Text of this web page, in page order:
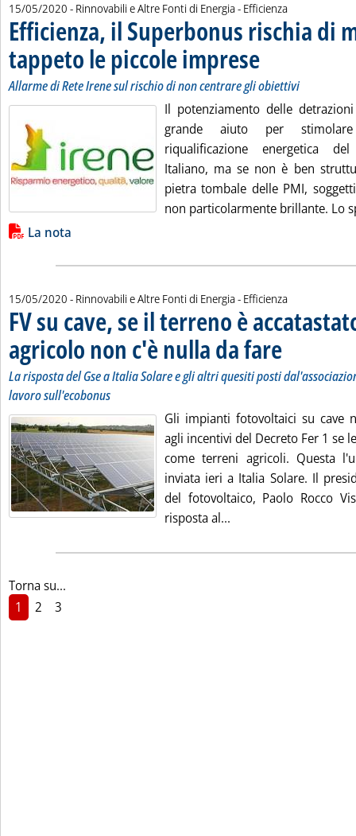
15/05/2020 - Rinnovabili e Altre Fonti di Energia - Efficienza
Efficienza, il Superbonus rischia di
tappeto le piccole imprese
Allarme di Rete Irene sul rischio di non centrare gli obiettivi
Il potenziamento delle
grande aiuto per
riqualificazione energetica
Italiano, ma se non è ben
pietra tombale delle PMI,
non particolarmente brillante. Lo
Lista allegati PDF alla notizia
La nota
15/05/2020 - Rinnovabili e Altre Fonti di Energia - Efficienza
FV su cave, se il terreno è
agricolo non c'è nulla da fare
La risposta del Gse a Italia Solare e gli altri quesiti posti
lavoro sull'ecobonus
Gli impianti fotovoltaici su cave
agli incentivi del Decreto Fer 1 se
come terreni agricoli. Questa
inviata ieri a Italia Solare. Il
del fotovoltaico, Paolo Rocco
risposta al...
Torna su...
1
2 3